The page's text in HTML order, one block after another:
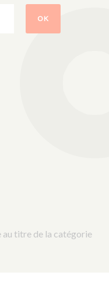
OK
titre de la catégorie